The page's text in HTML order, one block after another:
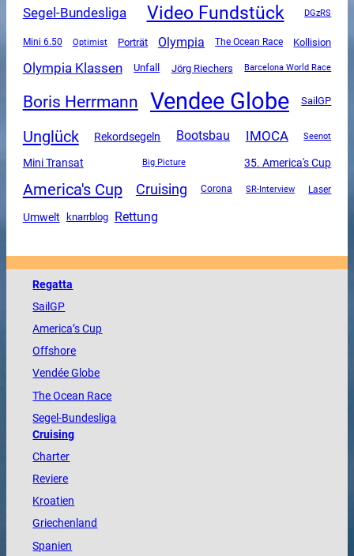
Segel-Bundesliga Video Fundstück DGzRS
Mini 6.50 Optimist Porträt Olympia The Ocean Race Kollision
Olympia Klassen Unfall Jörg Riechers Barcelona World Race
Boris Herrmann Vendee Globe SailGP
Unglück Rekordsegeln Bootsbau IMOCA Seenot
Mini Transat Big Picture 35. America's Cup
America's Cup Cruising Corona SR-Interview Laser
Umwelt knarrblog Rettung
Regatta
SailGP
America’s Cup
Offshore
VendéeGlobe
TheOcean Race
Segel-Bundesliga
Cruising
Charter
Reviere
Kroatien
Griechenland
Spanien